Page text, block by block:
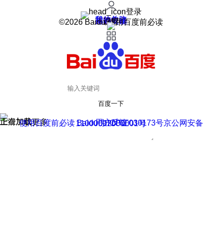
登录
我的关注
我的收藏
皮肤中心
用户反馈
设置
©2026 Baidu 使用百度前必读
百度一下
正在加载
上滑加载更多 用户反馈
使用百度前必读 Baidu 京ICP证030173号
京公网安备11000002000001号